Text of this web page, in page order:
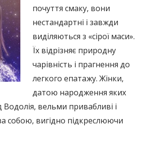
почуття смаку, вони
нестандартні і завжди
виділяються з «сірої маси».
Їх відрізняє природну
чарівність і прагнення до
легкого епатажу. Жінки,
датою народження яких
Водолія, вельми привабливі і
собою, вигідно підкреслюючи